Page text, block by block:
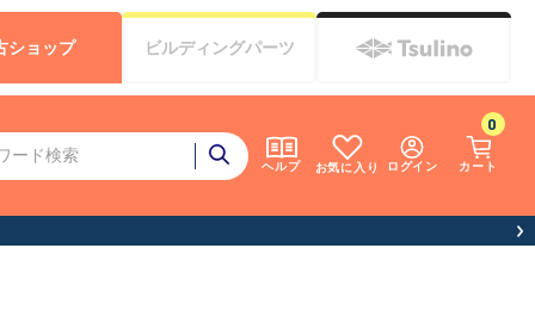
ヘルプ お気に入り ログイン カート
0
ショップ ビルディングパーツ